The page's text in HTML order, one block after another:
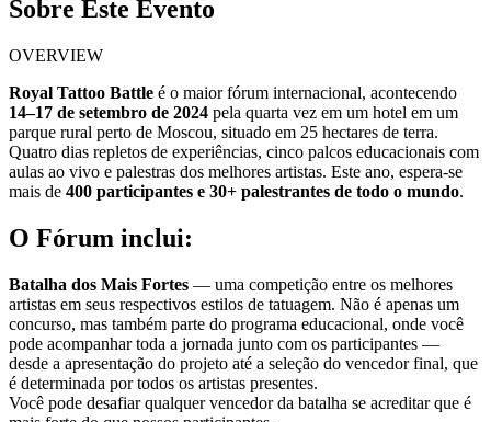
Sobre Este Evento
OVERVIEW
Royal Tattoo Battle é o maior fórum internacional, acontecendo
14–17 de setembro de 2024 pela quarta vez em um hotel em um
parque rural perto de Moscou, situado em 25 hectares de terra.
Quatro dias repletos de experiências, cinco palcos educacionais com
aulas ao vivo e palestras dos melhores artistas. Este ano, espera-se
mais de 400 participantes e 30+ palestrantes de todo o mundo.
O Fórum inclui:
Batalha dos Mais Fortes — uma competição entre os melhores
artistas em seus respectivos estilos de tatuagem. Não é apenas um
concurso, mas também parte do programa educacional, onde você
pode acompanhar toda a jornada junto com os participantes —
desde a apresentação do projeto até a seleção do vencedor final, que
é determinada por todos os artistas presentes.
Você pode desafiar qualquer vencedor da batalha se acreditar que é